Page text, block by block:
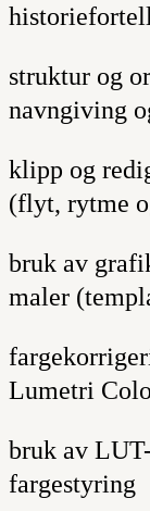
struktur og
navngiving
klipp og
(flyt, rytme
bruk av
maler
Lumetri
bruk av
fargestyring